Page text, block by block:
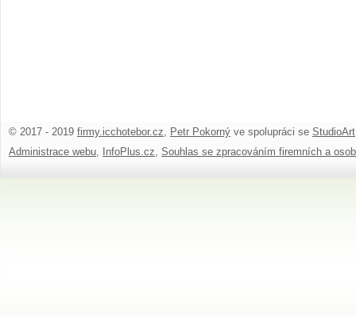
© 2017 - 2019 firmy.icchotebor.cz, Petr Pokorný ve spolupráci se StudioArt
Administrace webu, InfoPlus.cz, Souhlas se zpracováním firemních a